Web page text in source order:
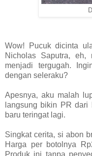
Wow! Pucuk dicinta
Nicholas Saputra, eh,
menjadi tergugah.
dengan seleraku?
Apesnya, aku malah
langsung bikin PR
baru teringat lagi.
Singkat cerita, si abon
Harga per botolnya
Produk ini tanpa